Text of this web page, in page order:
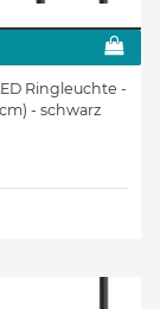
Ringleuchte -
- schwarz